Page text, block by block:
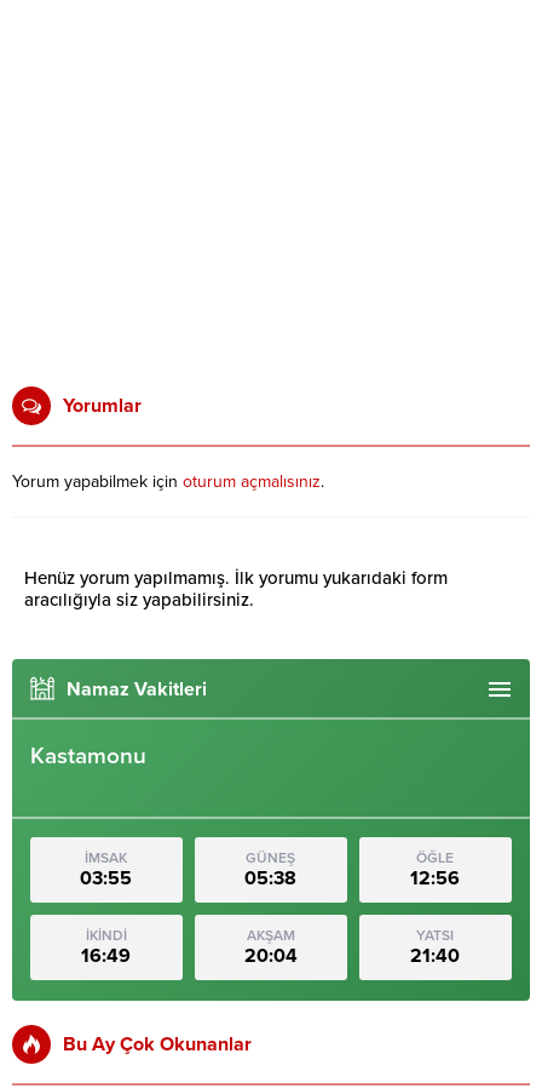
Yorumlar
Yorum yapabilmek için oturum açmalısınız.
Henüz yorum yapılmamış. İlk yorumu yukarıdaki form
aracılığıyla siz yapabilirsiniz.
Namaz Vakitleri
Kastamonu
İMSAK
03:55
GÜNEŞ
05:38
ÖĞLE
12:56
İKİNDİ
16:49
AKŞAM
20:04
YATSI
21:40
Bu Ay Çok Okunanlar